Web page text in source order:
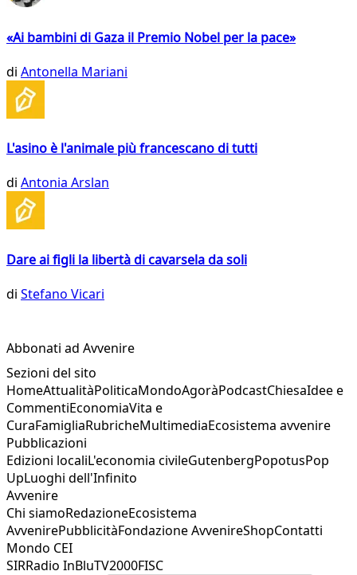
«Ai bambini di Gaza il Premio Nobel per la pace»
di Antonella Mariani
L'asino è l'animale più francescano di tutti
di Antonia Arslan
Dare ai figli la libertà di cavarsela da soli
di Stefano Vicari
Abbonati ad Avvenire
Sezioni del sito
HomeAttualitàPoliticaMondoAgoràPodcastChiesaIdee e
CommentiEconomiaVita e
CuraFamigliaRubricheMultimediaEcosistema avvenire
Pubblicazioni
Edizioni localiL'economia civileGutenbergPopotusPop
UpLuoghi dell'Infinito
Avvenire
Chi siamoRedazioneEcosistema
AvvenirePubblicitàFondazione AvvenireShopContatti
Mondo CEI
SIRRadio InBluTV2000FISC